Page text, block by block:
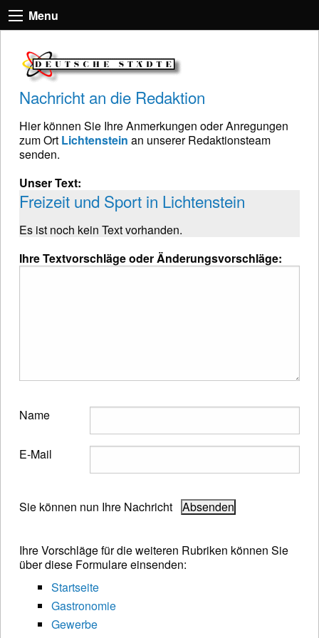
Menu
Nachricht an die Redaktion
Hier können Sie Ihre Anmerkungen oder Anregungen
zum Ort Lichtenstein an unserer Redaktionsteam
senden.
Unser Text:
Freizeit und Sport in Lichtenstein
Es ist noch kein Text vorhanden.
Ihre Textvorschläge oder Änderungsvorschläge:
Name
E-Mail
Sie können nun Ihre Nachricht
Ihre Vorschläge für die weiteren Rubriken können Sie
über diese Formulare einsenden:
Startseite
Gastronomie
Gewerbe